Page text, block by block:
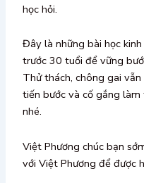
học hỏi.
Đây là những bài học
trước 30 tuổi để vững
Thử thách, chông gai
tiến bước và cố gắng
nhé.
Việt Phương chúc bạn
với Việt Phương để được